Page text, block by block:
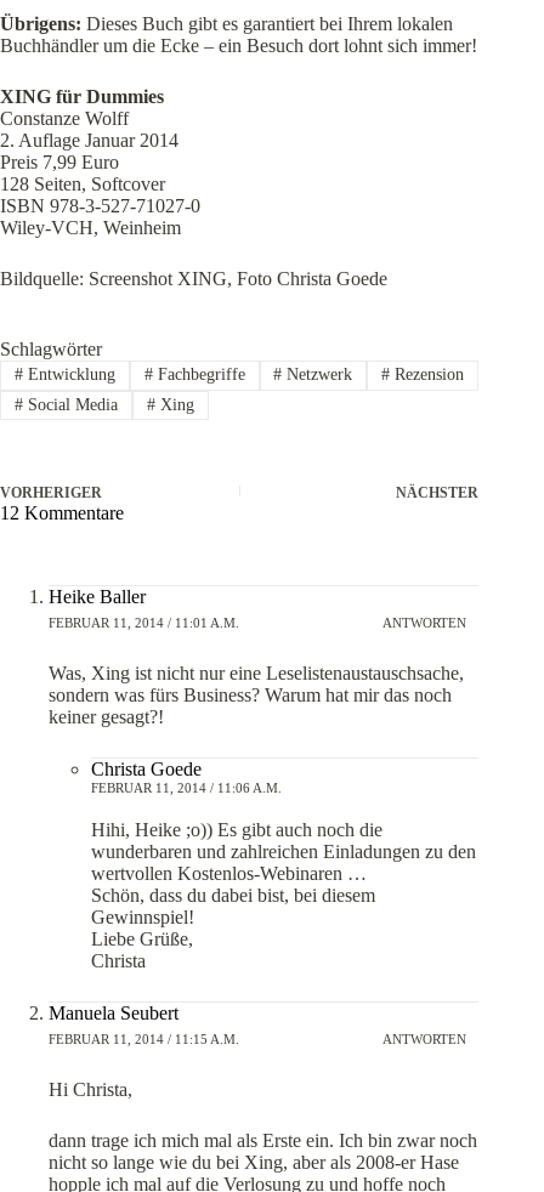
Übrigens: Dieses Buch gibt es garantiert bei Ihrem lokalen
Buchhändler um die Ecke – ein Besuch dort lohnt sich immer!
XING für Dummies
Constanze Wolff
2. Auflage Januar 2014
Preis 7,99 Euro
128 Seiten, Softcover
ISBN 978-3-527-71027-0
Wiley-VCH, Weinheim
Bildquelle: Screenshot XING, Foto Christa Goede
Schlagwörter
#Entwicklung #Fachbegriffe # Netzwerk # Rezension
#Social Media #Xing
VORHERIGER NÄCHSTER
12 Kommentare
Heike Baller
FEBRUAR 11, 2014 / 11:01 A.M. ANTWORTEN
Was, Xing ist nicht nur eine Leselistenaustauschsache,
sondern was fürs Business? Warum hat mir das noch
keiner gesagt?!
Christa Goede
FEBRUAR 11, 2014 / 11:06 A.M.
Hihi, Heike ;o)) Es gibt auch noch die
wunderbaren und zahlreichen Einladungen zu den
wertvollen Kostenlos-Webinaren …
Schön, dass du dabei bist, bei diesem
Gewinnspiel!
Liebe Grüße,
Christa
Manuela Seubert
FEBRUAR 11, 2014 / 11:15 A.M. ANTWORTEN
Hi Christa,
dann trage ich mich mal als Erste ein. Ich bin zwar noch
nicht so lange wie du bei Xing, aber als 2008-er Hase
hopple ich mal auf die Verlosung zu und hoffe noch